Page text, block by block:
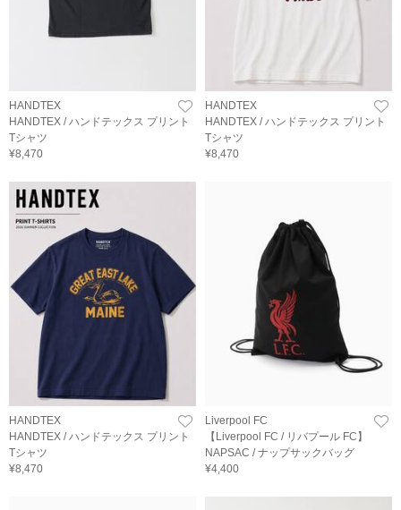
HANDTEX
HANDTEX / ハンドテックス プリント
Tシャツ
¥8,470
HANDTEX
HANDTEX / ハンドテックス プリント
Tシャツ
¥8,470
HANDTEX
HANDTEX / ハンドテックス プリント
Tシャツ
¥8,470
Liverpool FC
【Liverpool FC / リバプール FC】
NAPSAC / ナップサックバッグ
¥4,400